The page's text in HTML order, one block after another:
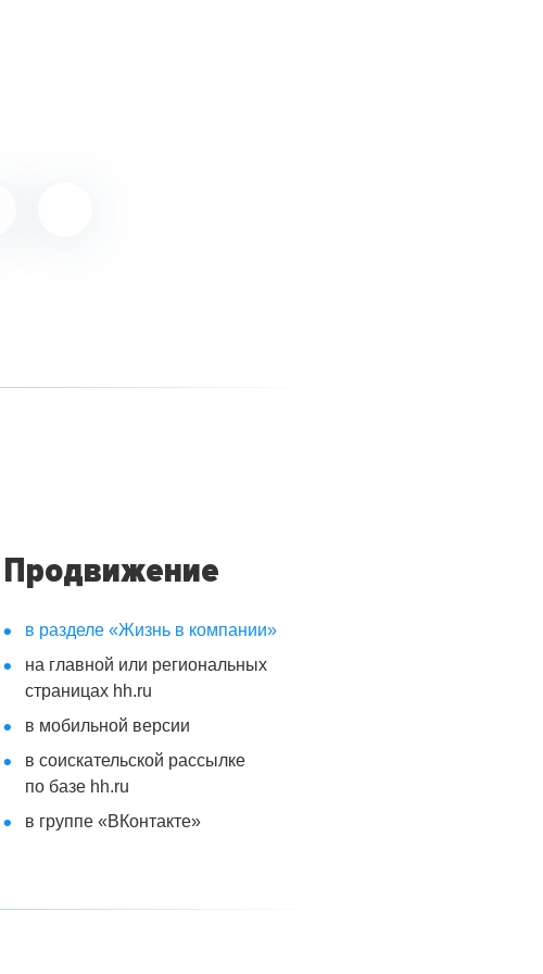
Продвижение
в разделе «Жизнь в компании»
на главной или региональных
страницах hh.ru
в мобильной версии
в соискательской рассылке
по базе hh.ru
в группе «ВКонтакте»